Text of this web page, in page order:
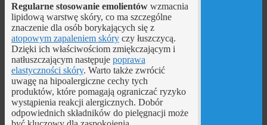
Regularne stosowanie emolientówwzmacnia
lipidową warstwę skóry, co ma szczególne
znaczenie dla osób borykających się z
atopowym zapaleniem skóryczy łuszczycą.
Dzięki ich właściwościom zmiękczającym i
natłuszczającym następuje poprawa
elastyczności skóry. Warto także zwrócić
uwagę na hipoalergiczne cechy tych
produktów, które pomagają ograniczać ryzyko
wystąpienia reakcji alergicznych. Dobór
odpowiednich składników do pielęgnacji może